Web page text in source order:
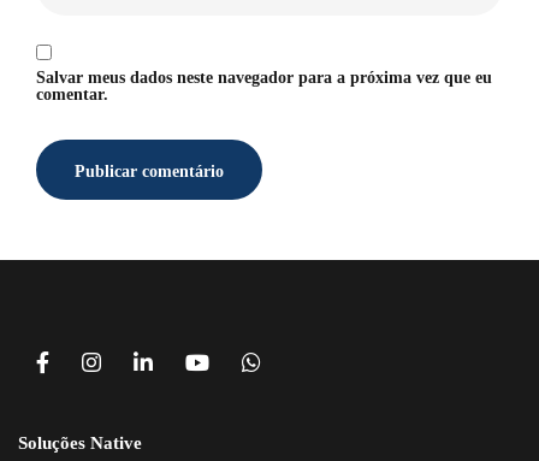
Salvar meus dados neste navegador para a próxima vez que eu
comentar.
Soluções Native